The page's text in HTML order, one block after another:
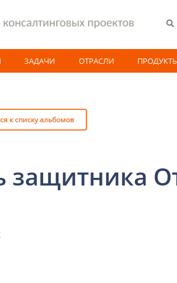
ЗАДАЧИ ОТРАСЛИ
к списку альбомов
защитника